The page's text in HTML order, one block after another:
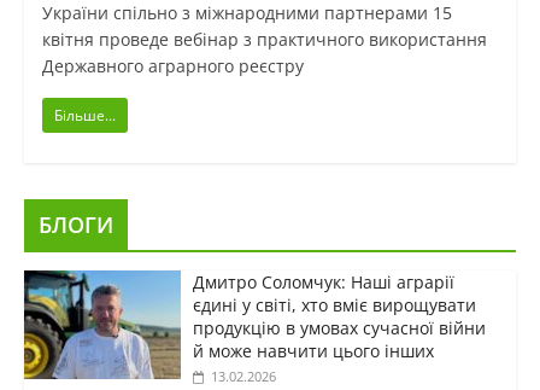
України спільно з міжнародними партнерами 15
квітня проведе вебінар з практичного використання
Державного аграрного реєстру
Більше...
БЛОГИ
Дмитро Соломчук: Наші аграрії
єдині у світі, хто вміє вирощувати
продукцію в умовах сучасної війни
й може навчити цього інших
13.02.2026